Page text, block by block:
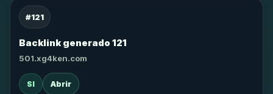
#121
Backlink generado 121
501.xg4ken.com
SI Abrir